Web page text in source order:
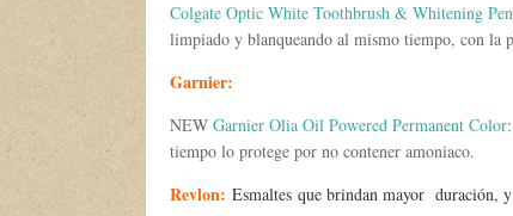
Colgate Optic White Toothbrush & Whitening Pen
limpiado y blanqueando al mismo tiempo, con la
Garnier:
NEW Garnier Olia Oil Powered Permanent Color
tiempo lo protege por no contener amoniaco.
Revlon: Esmaltes que brindan mayor duración,